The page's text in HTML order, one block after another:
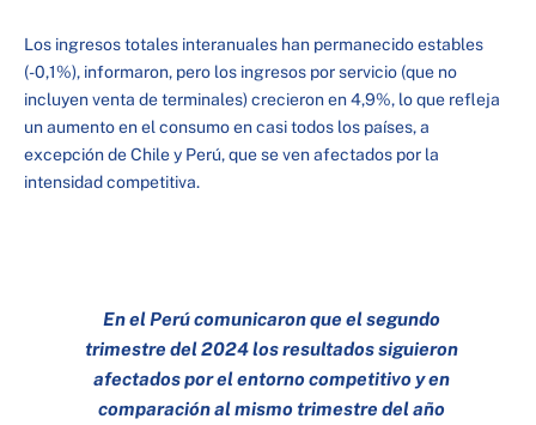
Los ingresos totales interanuales han permanecido estables
(-0,1%), informaron, pero los ingresos por servicio (que no
incluyen venta de terminales) crecieron en 4,9%, lo que refleja
un aumento en el consumo en casi todos los países, a
excepción de Chile y Perú, que se ven afectados por la
intensidad competitiva.
En el Perú comunicaron que el segundo
trimestre del 2024 los resultados siguieron
afectados por el entorno competitivo y en
comparación al mismo trimestre del año